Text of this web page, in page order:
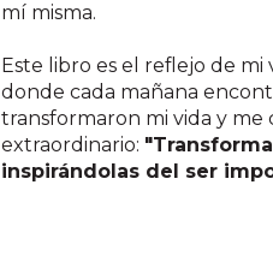
mí misma.
Este libro es el reflejo de mi
donde cada mañana
transformaron mi vida y
extraordinario:
inspirándolas del ser